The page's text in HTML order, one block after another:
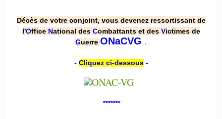
Décès de votre conjoint, vous devenez ressortissant de
l'Office National des Combattants et des Victimes de
Guerre ONaCVG .
- Cliquez ci-dessous-
*******